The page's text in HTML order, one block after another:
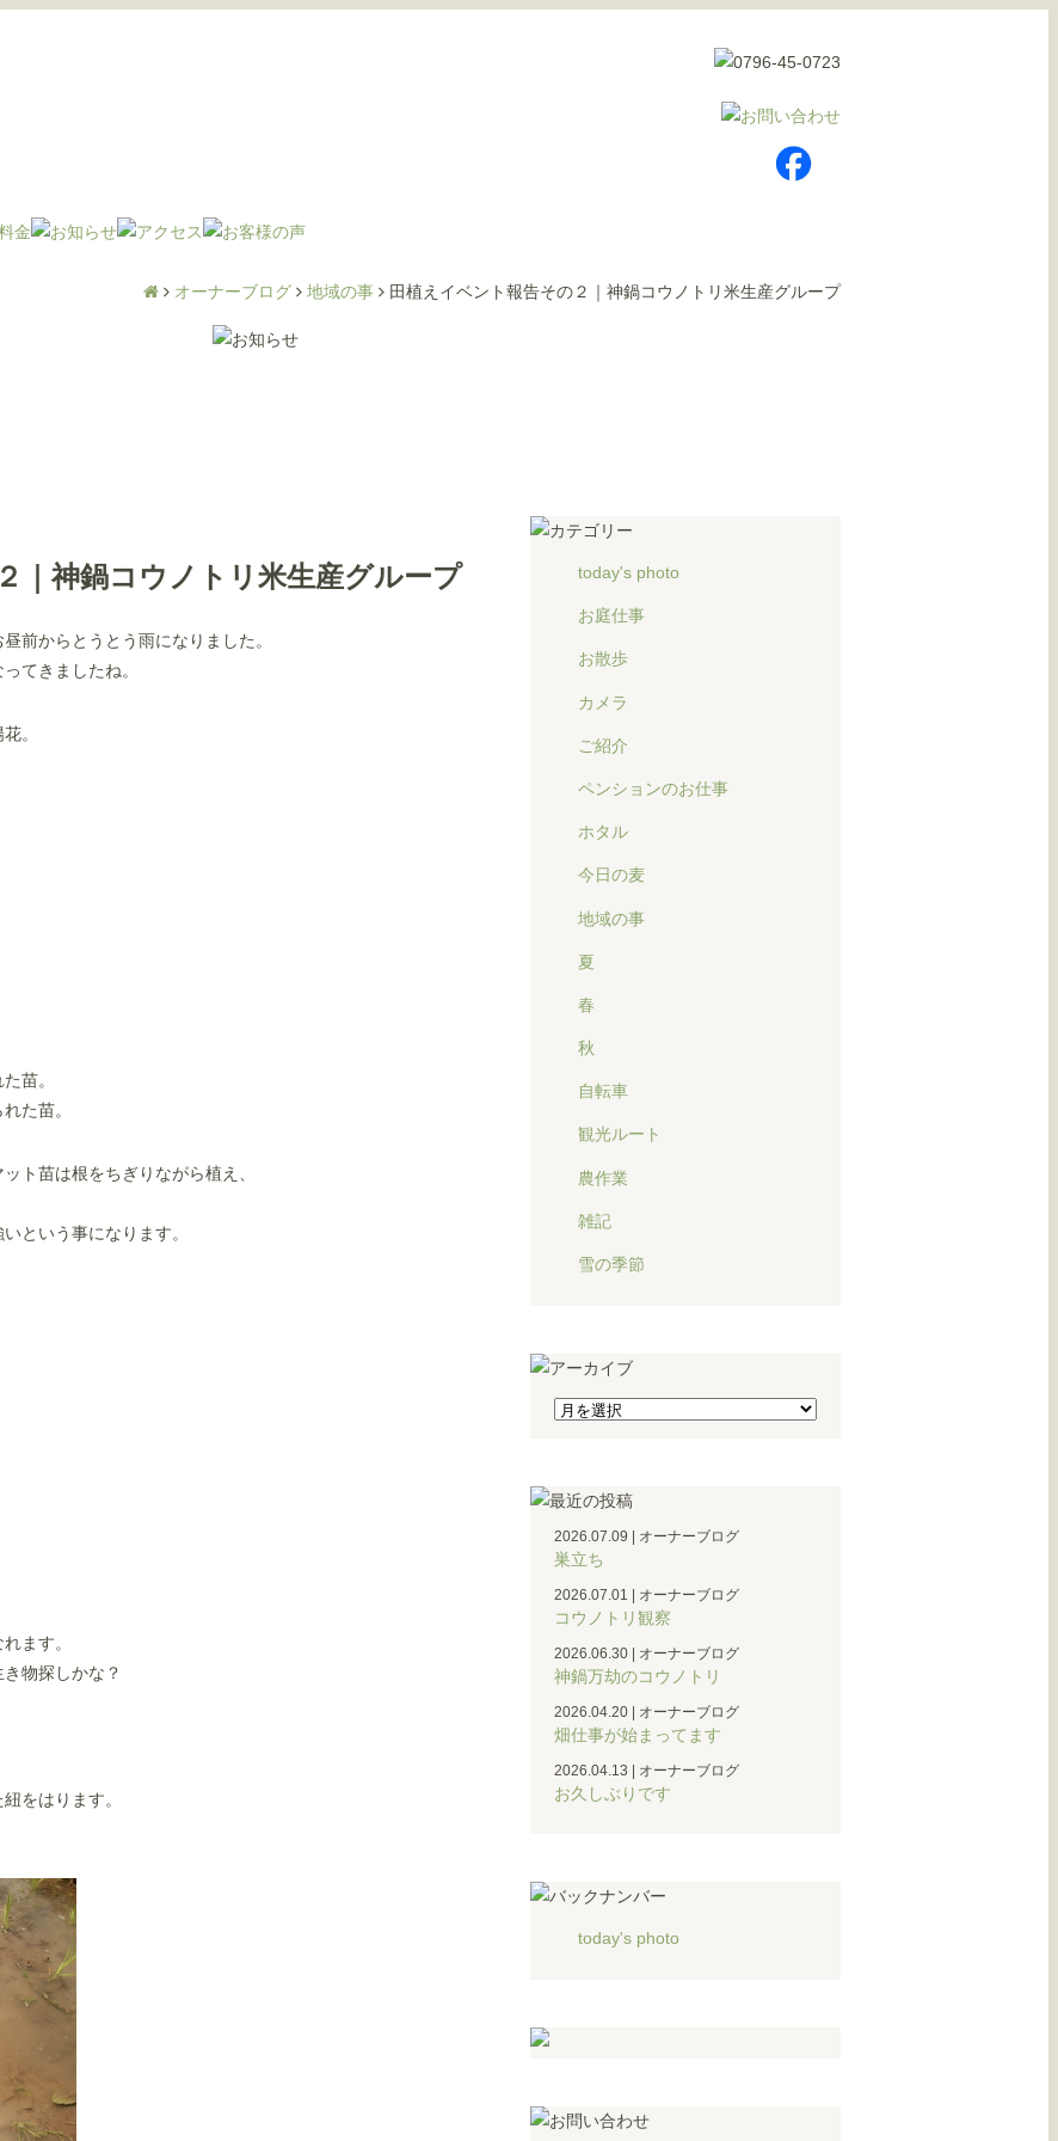
オーナーブログ 地域の事 田植えイベント報告その２｜神鍋コウノトリ米生産グループ
｜神鍋コウノトリ米生産グループ
前からとうとう雨になりました。
てきましたね。
。
苗。
た苗。
ト苗は根をちぎりながら植え、
という事になります。
ます。
物探しかな？
をはります。
today's photo
お庭仕事
お散歩
カメラ
ご紹介
ペンションのお仕事
ホタル
今日の麦
地域の事
夏
春
秋
自転車
観光ルート
農作業
雑記
雪の季節
2026.07.09 オーナーブログ
巣立ち
2026.07.01 オーナーブログ
コウノトリ観察
2026.06.30 オーナーブログ
神鍋万劫のコウノトリ
2026.04.20 オーナーブログ
畑仕事が始まってます
2026.04.13 オーナーブログ
お久しぶりです
today's photo